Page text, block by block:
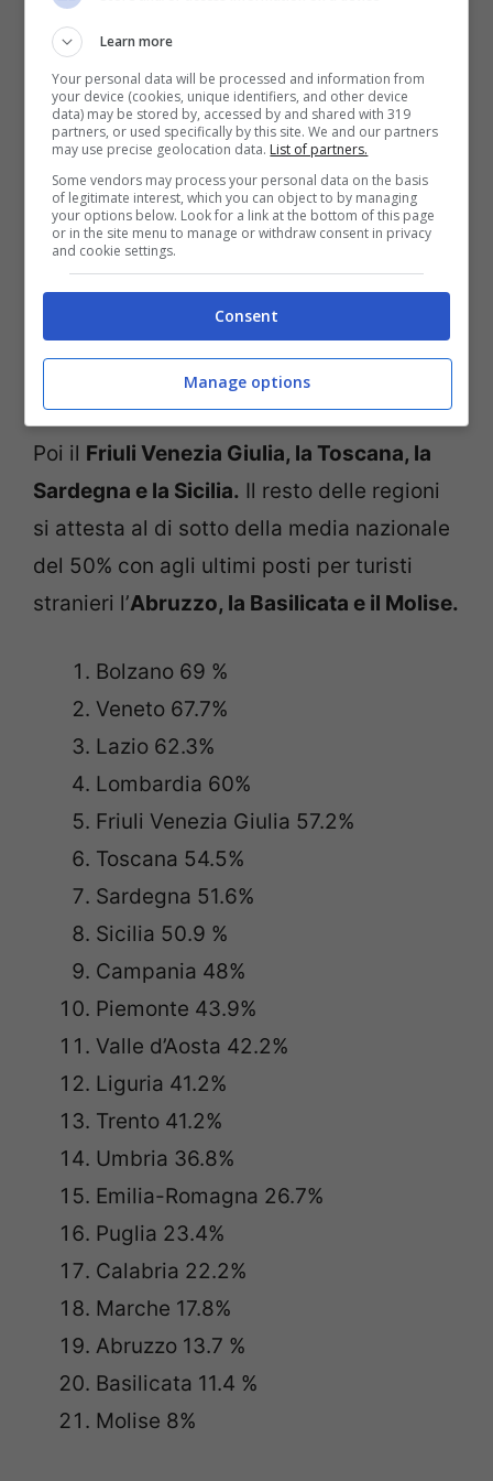
In Italia
dall’estero.In alcune zone e regioni la loro
presenza è più massiccia che in altre. Il
Touring Club Italiano ha studiato i flussi
turistici ed ha evidenziato come il
internazionalitàsia maggiore in alcune
regione che in altre.
Chi ha più presenze straniere è la
provincia autonoma di Bolzanocon il 70%,
Venetocon il 67.7%, il
con il 62.3 e con laLombardiacon il 60%.
Poi il Friuli Venezia Giulia, la Toscana, la
Sardegna e la Sicilia. Il resto delle regioni
si attesta al di sotto della media nazionale
del 50% con agli ultimi posti per turisti
stranieri l’Abruzzo, la Basilicata e il Molise.
Bolzano 69 %
Veneto 67.7%
Lazio 62.3%
Lombardia 60%
Friuli Venezia Giulia 57.2%
Toscana 54.5%
Sardegna 51.6%
Sicilia 50.9 %
Campania 48%
Piemonte 43.9%
Valle d’Aosta 42.2%
Liguria 41.2%
Trento 41.2%
Umbria 36.8%
Emilia-Romagna 26.7%
Puglia 23.4%
Calabria 22.2%
Marche 17.8%
Abruzzo 13.7 %
Basilicata 11.4 %
Molise 8%
Learn more
Your personal data will be processed and information from
your device (cookies, unique identifiers, and other device
data) may be stored by, accessed by and shared with 319
partners, or used specifically by this site. We and our partners
may use precise geolocation data. List of partners.
Some vendors may process your personal data on the basis
of legitimate interest, which you can object to by managing
your options below. Look for a link at the bottom of this page
or in the site menu to manage or withdraw consent in privacy
and cookie settings.
Consent
Manage options